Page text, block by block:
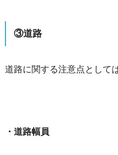
③道路
道路に関する注意点として
・道路幅員